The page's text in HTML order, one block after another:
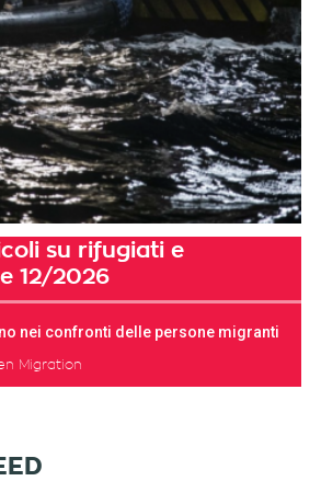
su rifugiati e
12/2026
nei confronti delle persone migranti
Migration